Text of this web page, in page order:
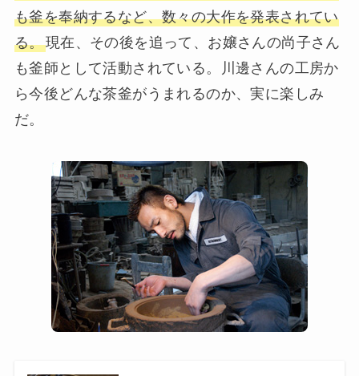
も釜を奉納するなど、数々の大作を発表されてい
る。現在、その後を追って、お嬢さんの尚子さん
も釜師として活動されている。川邊さんの工房か
ら今後どんな茶釜がうまれるのか、実に楽しみ
だ。